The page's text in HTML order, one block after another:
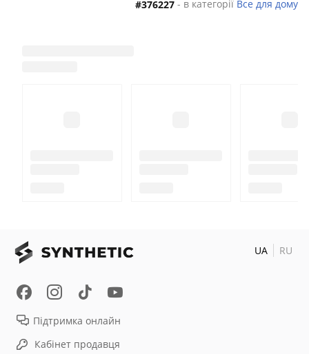
#376227 - в категорії Все для дому
Підтримка онлайн
Кабінет продавця
UA RU